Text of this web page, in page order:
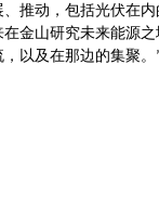
推动，包括光伏在
在金山研究未来能源
以及在那边的集聚。